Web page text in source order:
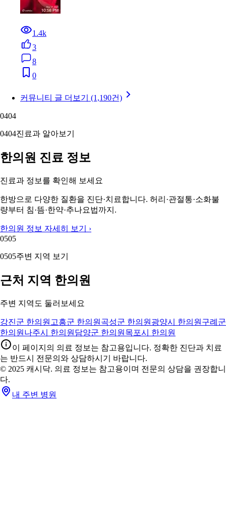
1.4k
3
8
0
커뮤니티 글 더보기 (1,190건)
0404
0404진료과 알아보기
한의원 진료 정보
진료과 정보를 확인해 보세요
한방으로 다양한 질환을 진단·치료합니다. 허리·관절통·소화불
량부터 침·뜸·한약·추나요법까지.
한의원 정보 자세히 보기 ›
0505
0505주변 지역 보기
근처 지역 한의원
주변 지역도 둘러보세요
강진군 한의원 고흥군 한의원 곡성군 한의원 광양시 한의원 구례군
한의원 나주시 한의원 담양군 한의원 목포시 한의원
이 페이지의 의료 정보는 참고용입니다. 정확한 진단과 치료
는 반드시 전문의와 상담하시기 바랍니다.
© 2025 캐시닥. 의료 정보는 참고용이며 전문의 상담을 권장합니
다.
내 주변 병원